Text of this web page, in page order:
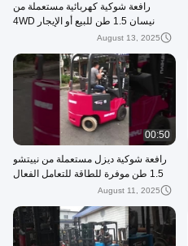
رافعة شوكية كهربائية مستعملة من
نيسان 1.5 طن للبيع أو الإيجار 4WD
ارتفاع الرفع 3000 مم جاهزة للعمل​​
August 13, 2025
00:50
رافعة شوكية ديزل مستعملة من نييتشو
1.5 طن موفرة للطاقة للتعامل الفعال
August 11, 2025